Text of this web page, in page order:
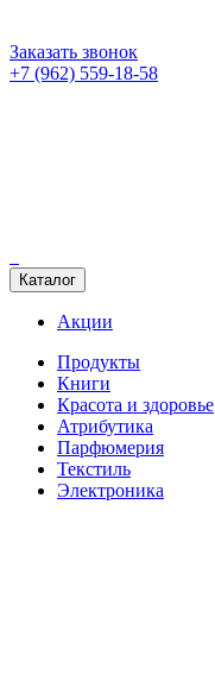
Заказать звонок
+7 (962) 559-18-58
Каталог
Акции
Продукты
Книги
Красота и здоровье
Атрибутика
Парфюмерия
Текстиль
Электроника